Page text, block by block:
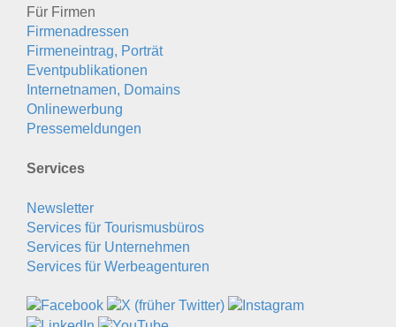
Für Firmen
Firmenadressen
Firmeneintrag, Porträt
Eventpublikationen
Internetnamen, Domains
Onlinewerbung
Pressemeldungen
Services
Newsletter
Services für Tourismusbüros
Services für Unternehmen
Services für Werbeagenturen